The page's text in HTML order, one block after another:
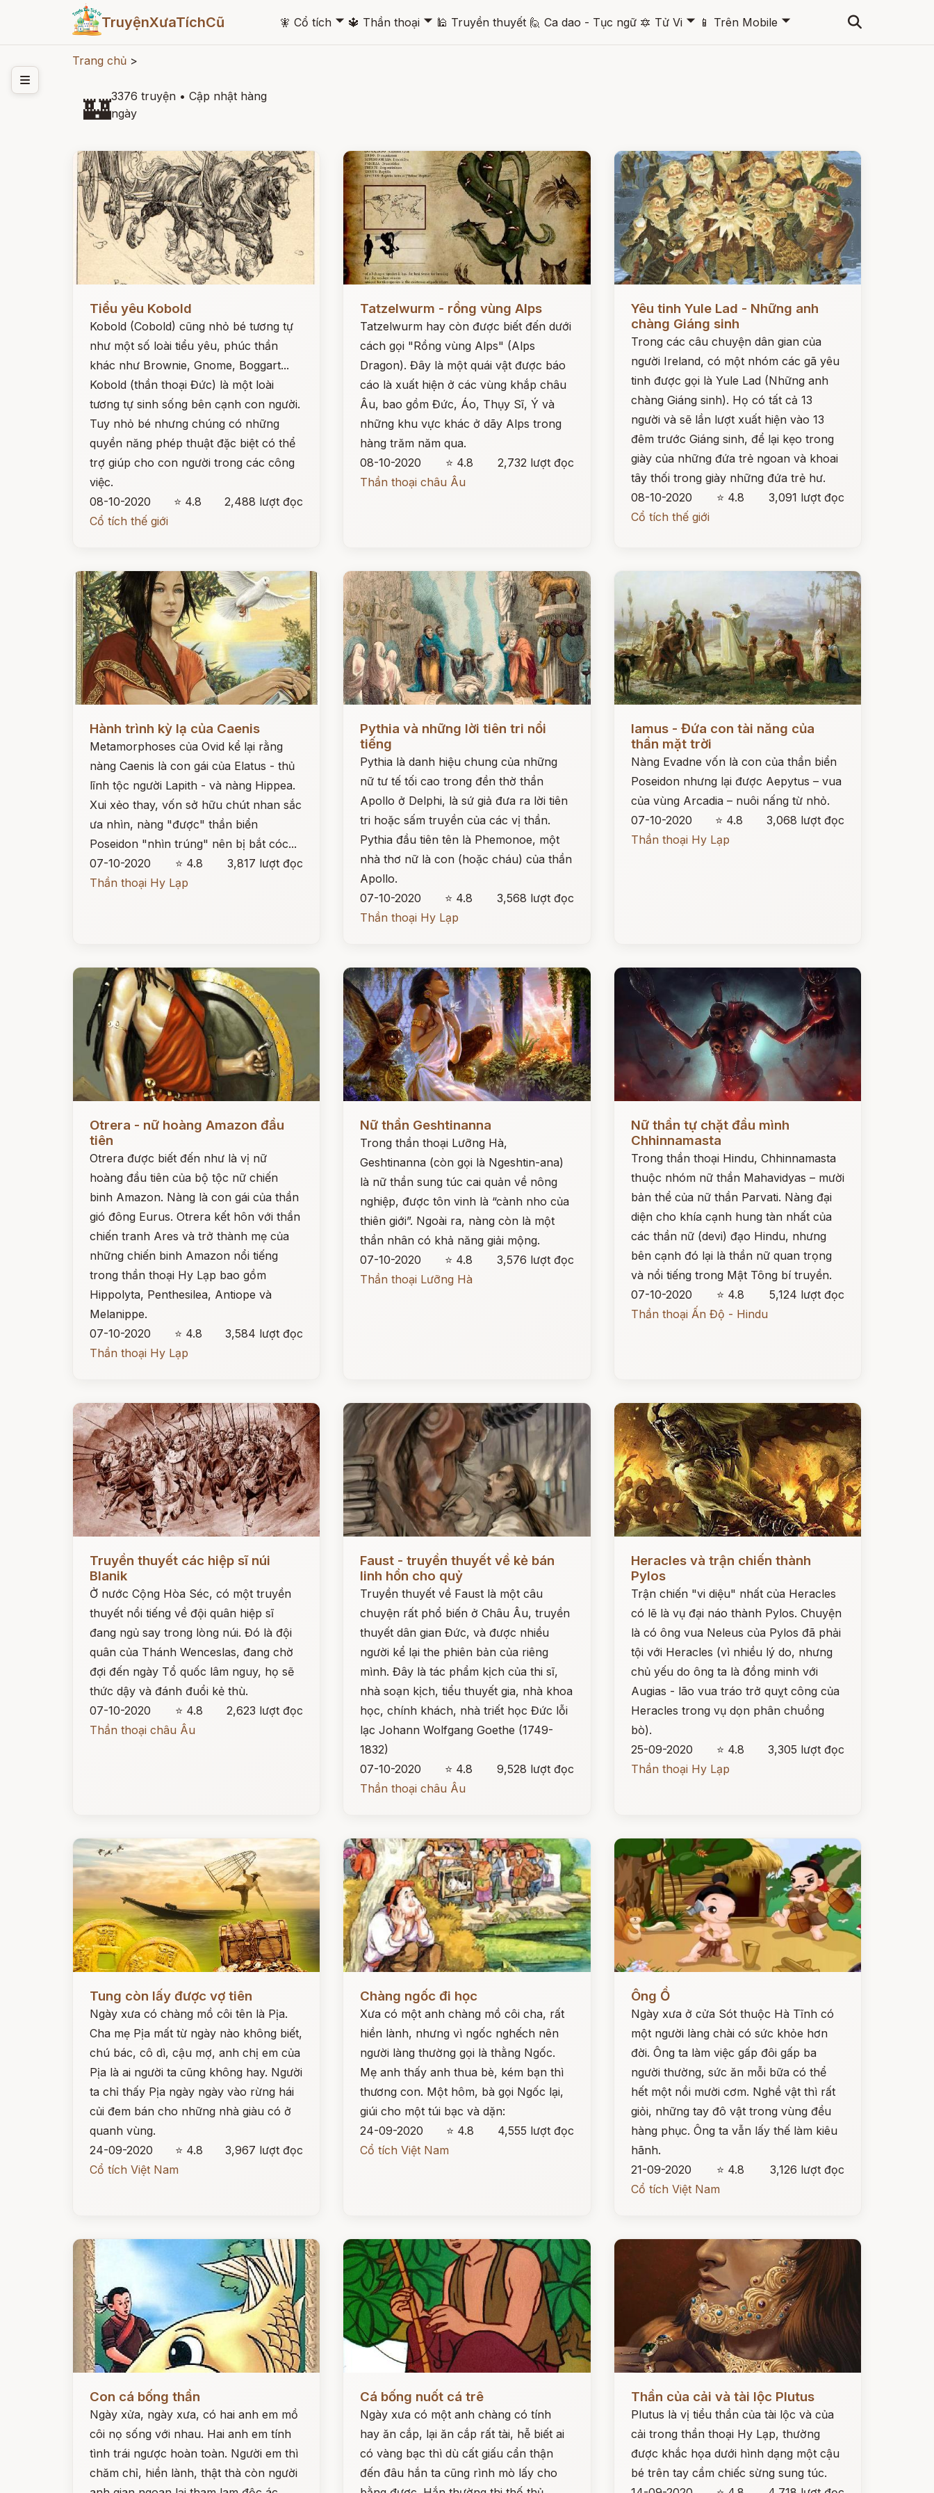
TruyệnXưaTíchCũ 🧚 Cổ tích 🞃 🔱 Thần thoại 🞃 🕌 Truyền thuyết 🙋 Ca dao - Tục ngữ 🔯 Tử Vi 🞃 📱 Trên Mobile 🞃
Trang chủ >
🏰3376 truyện • Cập nhật hàng
ngày
Đọc ngay
Tiểu yêu Kobold
Kobold (Cobold) cũng nhỏ bé tương tự
như một số loài tiểu yêu, phúc thần
khác như Brownie, Gnome, Boggart...
Kobold (thần thoại Đức) là một loài
tương tự sinh sống bên cạnh con người.
Tuy nhỏ bé nhưng chúng có những
quyền năng phép thuật đặc biệt có thể
trợ giúp cho con người trong các công
việc.
08-10-2020
⭐ 4.8
2,488 lượt đọc
Cổ tích thế giới
Tatzelwurm - rồng vùng Alps
Tatzelwurm hay còn được biết đến dưới
cách gọi "Rồng vùng Alps" (Alps
Dragon). Đây là một quái vật được báo
cáo là xuất hiện ở các vùng khắp châu
Âu, bao gồm Đức, Áo, Thụy Sĩ, Ý và
những khu vực khác ở dãy Alps trong
hàng trăm năm qua.
08-10-2020
⭐ 4.8
2,732 lượt đọc
Thần thoại châu Âu
Yêu tinh Yule Lad - Những anh
chàng Giáng sinh
Trong các câu chuyện dân gian của
người Ireland, có một nhóm các gã yêu
tinh được gọi là Yule Lad (Những anh
chàng Giáng sinh). Họ có tất cả 13
người và sẽ lần lượt xuất hiện vào 13
đêm trước Giáng sinh, để lại kẹo trong
giày của những đứa trẻ ngoan và khoai
tây thối trong giày những đứa trẻ hư.
08-10-2020
⭐ 4.8
3,091 lượt đọc
Cổ tích thế giới
Hành trình kỳ lạ của Caenis
Metamorphoses của Ovid kể lại rằng
nàng Caenis là con gái của Elatus - thủ
lĩnh tộc người Lapith - và nàng Hippea.
Xui xẻo thay, vốn sở hữu chút nhan sắc
ưa nhìn, nàng "được" thần biển
Poseidon "nhìn trúng" nên bị bắt cóc...
07-10-2020
⭐ 4.8
3,817 lượt đọc
Thần thoại Hy Lạp
Pythia và những lời tiên tri nổi
tiếng
Pythia là danh hiệu chung của những
nữ tư tế tối cao trong đền thờ thần
Apollo ở Delphi, là sứ giả đưa ra lời tiên
tri hoặc sấm truyền của các vị thần.
Pythia đầu tiên tên là Phemonoe, một
nhà thơ nữ là con (hoặc cháu) của thần
Apollo.
07-10-2020
⭐ 4.8
3,568 lượt đọc
Thần thoại Hy Lạp
Iamus - Đứa con tài năng của
thần mặt trời
Nàng Evadne vốn là con của thần biển
Poseidon nhưng lại được Aepytus – vua
của vùng Arcadia – nuôi nấng từ nhỏ.
07-10-2020
⭐ 4.8
3,068 lượt đọc
Thần thoại Hy Lạp
Otrera - nữ hoàng Amazon đầu
tiên
Otrera được biết đến như là vị nữ
hoàng đầu tiên của bộ tộc nữ chiến
binh Amazon. Nàng là con gái của thần
gió đông Eurus. Otrera kết hôn với thần
chiến tranh Ares và trở thành mẹ của
những chiến binh Amazon nổi tiếng
trong thần thoại Hy Lạp bao gồm
Hippolyta, Penthesilea, Antiope và
Melanippe.
07-10-2020
⭐ 4.8
3,584 lượt đọc
Thần thoại Hy Lạp
Nữ thần Geshtinanna
Trong thần thoại Lưỡng Hà,
Geshtinanna (còn gọi là Ngeshtin-ana)
là nữ thần sung túc cai quản về nông
nghiệp, được tôn vinh là “cành nho của
thiên giới”. Ngoài ra, nàng còn là một
thần nhân có khả năng giải mộng.
07-10-2020
⭐ 4.8
3,576 lượt đọc
Thần thoại Lưỡng Hà
Nữ thần tự chặt đầu mình
Chhinnamasta
Trong thần thoại Hindu, Chhinnamasta
thuộc nhóm nữ thần Mahavidyas – mười
bản thể của nữ thần Parvati. Nàng đại
diện cho khía cạnh hung tàn nhất của
các thần nữ (devi) đạo Hindu, nhưng
bên cạnh đó lại là thần nữ quan trọng
và nổi tiếng trong Mật Tông bí truyền.
07-10-2020
⭐ 4.8
5,124 lượt đọc
Thần thoại Ấn Độ - Hindu
Đọc ngay
Truyền thuyết các hiệp sĩ núi
Blanik
Ở nước Cộng Hòa Séc, có một truyền
thuyết nổi tiếng về đội quân hiệp sĩ
đang ngủ say trong lòng núi. Đó là đội
quân của Thánh Wenceslas, đang chờ
đợi đến ngày Tổ quốc lâm nguy, họ sẽ
thức dậy và đánh đuổi kẻ thù.
07-10-2020
⭐ 4.8
2,623 lượt đọc
Thần thoại châu Âu
Faust - truyền thuyết về kẻ bán
linh hồn cho quỷ
Truyền thuyết về Faust là một câu
chuyện rất phổ biến ở Châu Âu, truyền
thuyết dân gian Đức, và được nhiều
người kể lại the phiên bản của riêng
mình. Đây là tác phẩm kịch của thi sĩ,
nhà soạn kịch, tiểu thuyết gia, nhà khoa
học, chính khách, nhà triết học Đức lỗi
lạc Johann Wolfgang Goethe (1749-
1832)
07-10-2020
⭐ 4.8
9,528 lượt đọc
Thần thoại châu Âu
Heracles và trận chiến thành
Pylos
Trận chiến "vi diệu" nhất của Heracles
có lẽ là vụ đại náo thành Pylos. Chuyện
là có ông vua Neleus của Pylos đã phải
tội với Heracles (vì nhiều lý do, nhưng
chủ yếu do ông ta là đồng minh với
Augias - lão vua tráo trở quỵt công của
Heracles trong vụ dọn phân chuồng
bò).
25-09-2020
⭐ 4.8
3,305 lượt đọc
Thần thoại Hy Lạp
Tung còn lấy được vợ tiên
Ngày xưa có chàng mồ côi tên là Pịa.
Cha mẹ Pịa mất từ ngày nào không biết,
chú bác, cô dì, cậu mợ, anh chị em của
Pịa là ai người ta cũng không hay. Người
ta chỉ thấy Pịa ngày ngày vào rừng hái
củi đem bán cho những nhà giàu có ở
quanh vùng.
24-09-2020
⭐ 4.8
3,967 lượt đọc
Cổ tích Việt Nam
Chàng ngốc đi học
Xưa có một anh chàng mồ côi cha, rất
hiền lành, nhưng vì ngốc nghếch nên
người làng thường gọi là thằng Ngốc.
Mẹ anh thấy anh thua bè, kém bạn thì
thương con. Một hôm, bà gọi Ngốc lại,
giúi cho một túi bạc và dặn:
24-09-2020
⭐ 4.8
4,555 lượt đọc
Cổ tích Việt Nam
Đọc ngay
Ông Ồ
Ngày xưa ở cửa Sót thuộc Hà Tĩnh có
một người làng chài có sức khỏe hơn
đời. Ông ta làm việc gấp đôi gấp ba
người thường, sức ăn mỗi bữa có thể
hết một nồi mười cơm. Nghề vật thì rất
giỏi, những tay đô vật trong vùng đều
hàng phục. Ông ta vẫn lấy thế làm kiêu
hãnh.
21-09-2020
⭐ 4.8
3,126 lượt đọc
Cổ tích Việt Nam
Con cá bống thần
Ngày xửa, ngày xưa, có hai anh em mồ
côi nọ sống với nhau. Hai anh em tính
tình trái ngược hoàn toàn. Người em thì
chăm chỉ, hiền lành, thật thà còn người
Đọc ngay
Cá bống nuốt cá trê
Ngày xưa có một anh chàng có tính
hay ăn cắp, lại ăn cắp rất tài, hễ biết ai
có vàng bạc thì dù cất giấu cẩn thận
đến đâu hắn ta cũng rình mò lấy cho
Đọc ngay
Thần của cải và tài lộc Plutus
Plutus là vị tiểu thần của tài lộc và của
cải trong thần thoại Hy Lạp, thường
được khắc họa dưới hình dạng một cậu
bé trên tay cầm chiếc sừng sung túc.